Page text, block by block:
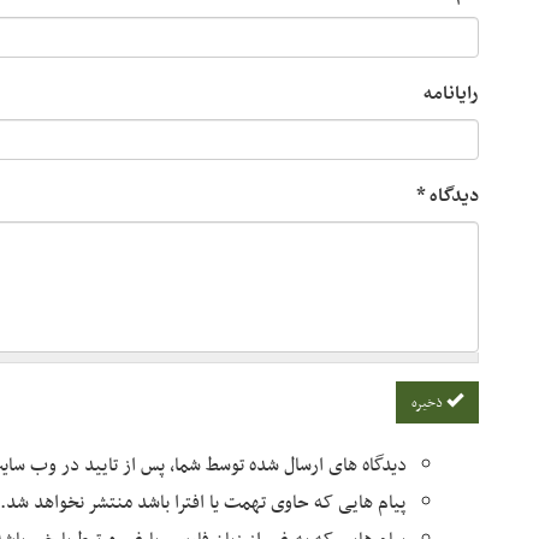
رایانامه
دیدگاه*
دیدگاه های ارسال شده توسط شما، پس از تایید در وب
پیام هایی که حاوی تهمت یا افترا باشد منتشر نخواهد شد.